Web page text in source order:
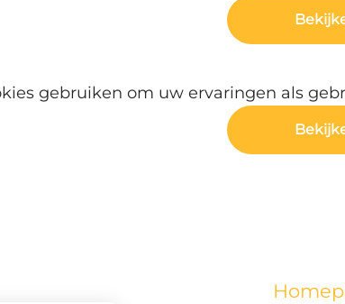
gebruiken om uw ervaringen als